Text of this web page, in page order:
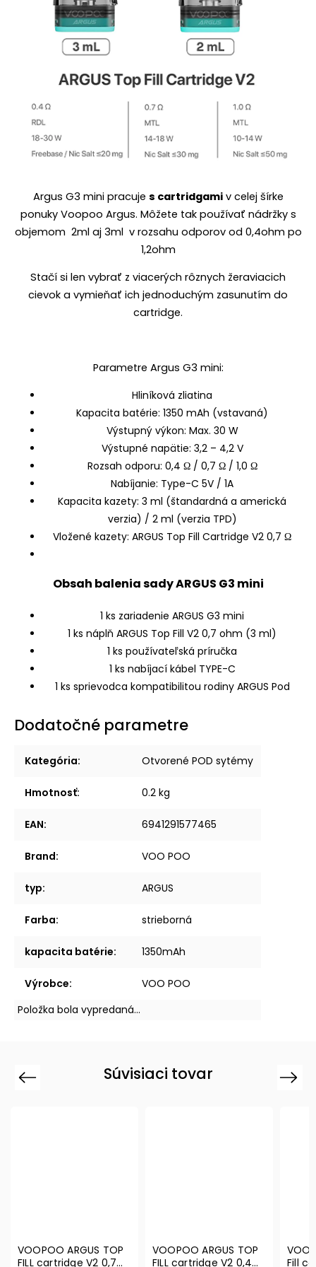
Argus G3 mini pracuje s cartridgamiv celej šírke
ponuky Voopoo Argus. Môžete tak používať nádržky s
objemom 2ml aj 3ml v rozsahu odporov od 0,4ohm po
1,2ohm
Stačí si len vybrať z viacerých rôznych žeraviacich
cievok a vymieňať ich jednoduchým zasunutím do
cartridge.
Parametre Argus G3 mini:
Hliníková zliatina
Kapacita batérie: 1350 mAh (vstavaná)
Výstupný výkon: Max. 30 W
Výstupné napätie: 3,2 – 4,2 V
Rozsah odporu: 0,4 Ω / 0,7 Ω / 1,0 Ω
Nabíjanie: Type-C 5V / 1A
Kapacita kazety: 3 ml (štandardná a americká
verzia) / 2 ml (verzia TPD)
Vložené kazety: ARGUS Top Fill Cartridge V2 0,7 Ω
Obsah balenia sady ARGUS G3 mini
1 ks zariadenie ARGUS G3 mini
1 ks náplň ARGUS Top Fill V2 0,7 ohm (3 ml)
1 ks používateľská príručka
1 ks nabíjací kábel TYPE-C
1 ks sprievodca kompatibilitou rodiny ARGUS Pod
Dodatočné parametre
Kategória: Otvorené POD sytémy
Hmotnosť: 0.2 kg
EAN: 6941291577465
Brand: VOO POO
typ: ARGUS
Farba: strieborná
kapacita batérie: 1350mAh
Výrobce:
VOO POO
Položka bola vypredaná…
Súvisiaci tovar
Previous
VOOPOO ARGUS TOP
FILL cartridge V2 0,7
VOOPOO ARGUS TOP
FILL cartridge V2 0,4
Fill
Next